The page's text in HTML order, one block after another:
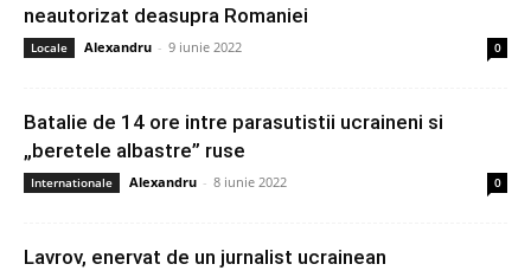
neautorizat deasupra Romaniei
Locale Alexandru - 9 iunie 2022 0
Batalie de 14 ore intre parasutistii ucraineni si
„beretele albastre” ruse
Internationale Alexandru - 8 iunie 2022 0
Lavrov, enervat de un jurnalist ucrainean